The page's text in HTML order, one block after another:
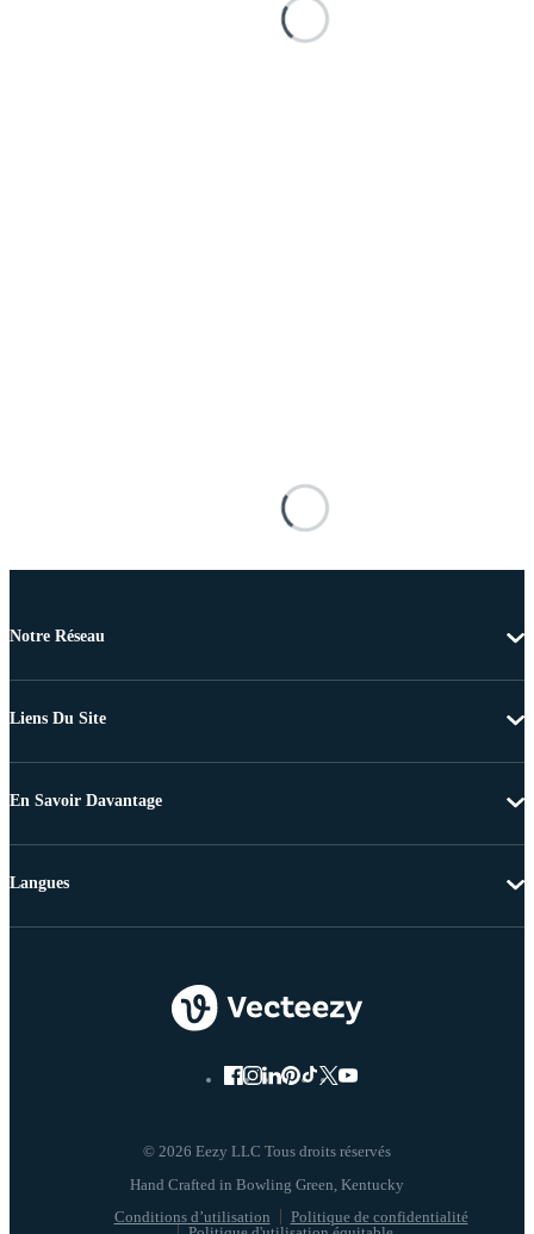
Notre Réseau
Liens Du Site
En Savoir Davantage
© 2026 Eezy LLC Tous droits réservés
Conditions d’utilisation
Politique de confidentialité
Langues